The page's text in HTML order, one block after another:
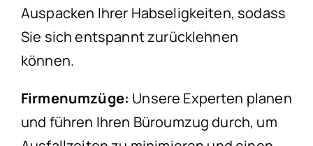
Auspacken Ihrer Habseligkeiten, sodass
Sie sich entspannt zurücklehnen
können.
Firmenumzüge: Unsere Experten planen
und führen Ihren Büroumzug durch, um